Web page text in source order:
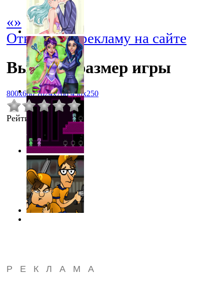
«»
Отключить рекламу на сайте
Выбрать размер игры
800x600 1024x768 450x250
Рейтинг
РЕКЛАМА